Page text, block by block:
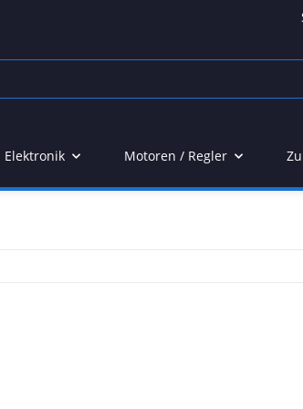
Elektronik Motoren / Regler